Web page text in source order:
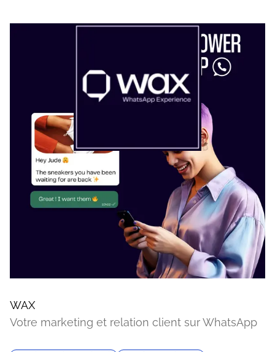
WAX
Votre marketing et relation client sur WhatsApp